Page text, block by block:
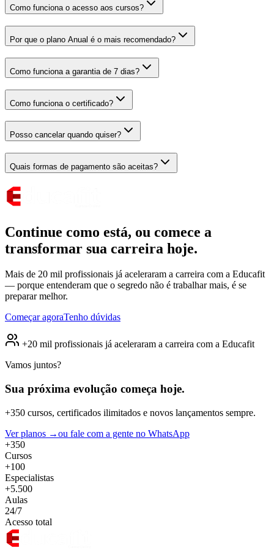
Como funciona o acesso aos cursos?
Por que o plano Anual é o mais recomendado?
Como funciona a garantia de 7 dias?
Como funciona o certificado?
Posso cancelar quando quiser?
Quais formas de pagamento são aceitas?
Continue como está, ou comece a
transformar sua carreira hoje.
Mais de 20 mil profissionais já aceleraram a carreira com a Educafit
— porque entenderam que o segredo não é trabalhar mais, é se
preparar melhor.
Começar agoraTenho dúvidas
+20 mil profissionais já aceleraram a carreira com a Educafit
Vamos juntos?
Sua próxima evolução começa hoje.
+350 cursos, certificados ilimitados e novos lançamentos sempre.
Ver planos →ou fale com a gente no WhatsApp
+350
Cursos
+100
Especialistas
+5.500
Aulas
24/7
Acesso total